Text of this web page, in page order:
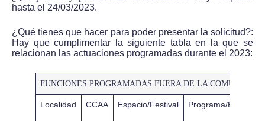
hasta el 24/03/2023.
¿Qué tienes que hacer para poder presentar la solicitud?:
Hay que cumplimentar la siguiente tabla en la que se
relacionan las actuaciones programadas durante el 2023:
FUNCIONES PROGRAMADAS FUERA DE LA
Localidad CCAA Espacio/Festival Programa/